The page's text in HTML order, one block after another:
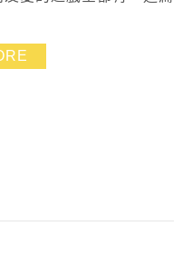
卻熱鬧滾滾， 推薦大家
的隱藏版夜市哦~ (下雨